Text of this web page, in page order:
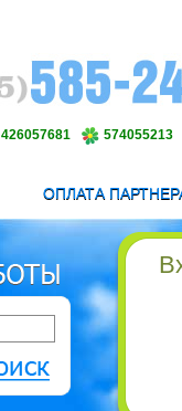
426057681 574055213
ОПЛАТА